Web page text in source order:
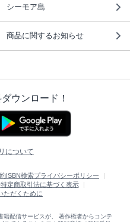
シーモア島
商品に関するお知らせ
ウンロード！
について
ISBN検索プライバシーポリシー
特定商取引法に基づく表示
ただくために
配信サービスが、 著作権者からコンテ